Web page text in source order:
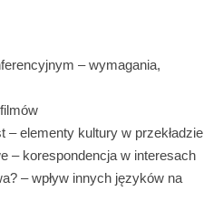
– wymagania,
– elementy kultury w przekładzie
– korespondencja w interesach
– wpływ innych języków na